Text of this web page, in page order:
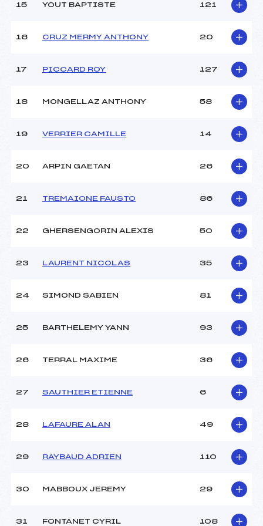
Ouvreurs E :
– 3
Pénalité appliquée :
118.2900
15 YOUT BAPTISTE 121
16 CRUZ MERMY ANTHONY 20
17 PICCARD ROY 127
18 MONGELLAZ ANTHONY 58
19 VERRIER CAMILLE 14
20 ARPIN GAETAN 26
21 TREMAIONE FAUSTO 86
22 GHERSENGORIN ALEXIS 50
23 LAURENT NICOLAS 35
24 SIMOND SABIEN 81
25 BARTHELEMY YANN 93
26 TERRAL MAXIME 36
27 SAUTHIER ETIENNE 6
28 LAFAURE ALAN 49
29 RAYBAUD ADRIEN 110
30 MABBOUX JEREMY 29
31 FONTANET CYRIL 108